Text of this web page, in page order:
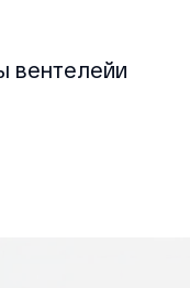
вентелейи